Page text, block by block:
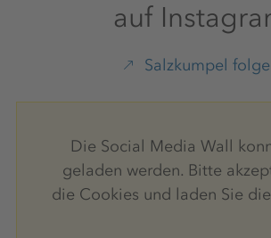
auf
Salzkumpel
Die Social Media Wall
geladen werden. Bitte
die Cookies und laden Sie